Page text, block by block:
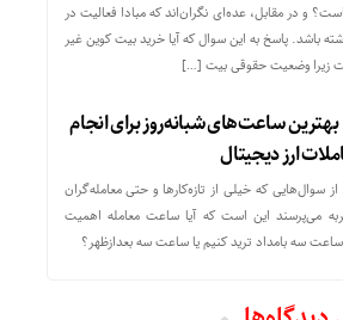
و در مقابل، عده‌ای نگران‌اند که مبادا فعالیت در
باشد. پاسخ به این سوال که آیا خرید بیت کوین غیر
زیرا وضعیت حقوقی بیت‌ […]
بهترین ساعت‌های شبانه‌روز برای انجام
ارز دیجیتال
سوال‌هایی که خیلی از تازه‌کارها و حتی معامله‌گران
می‌پرسند این است که آیا ساعت معامله اهمیت
سه بامداد ترید کنیم یا ساعت سه بعدازظهر؟